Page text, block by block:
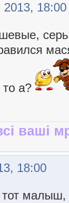
18:00
то а?
ваші
18:00
малыш,